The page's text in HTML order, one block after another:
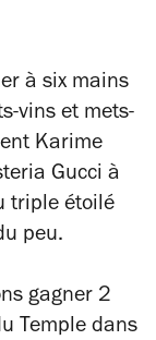
à six mains
vins et mets-
Karime
Gucci à
triple étoilé
peu.
gagner 2
Temple dans